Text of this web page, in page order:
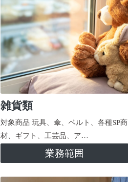
雑貨類
対象商品 玩具、傘、ベルト、各種SP商
材、ギフト、工芸品、ア…
業務範囲